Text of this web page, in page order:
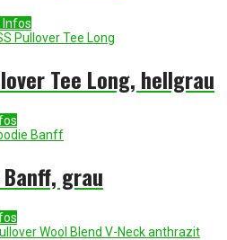
Infos
Tee Long, hellgrau
grau